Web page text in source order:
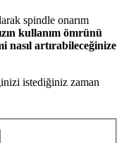
spindle onarım
kullanım ömrünü
nasıl artırabileceğinize
istediğiniz zaman